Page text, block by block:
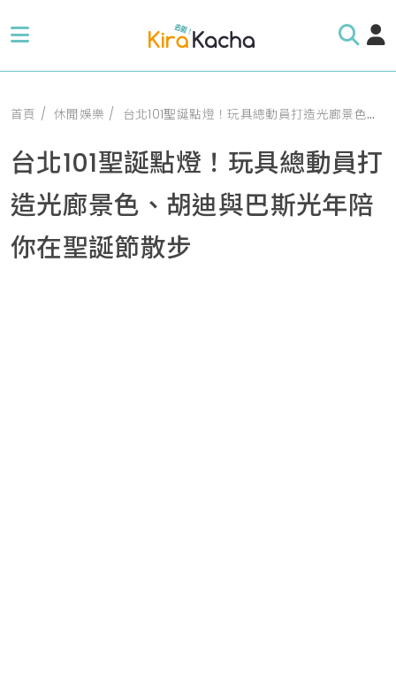
首頁 休閒娛樂 台北101聖誕點燈！玩具總動員打造光廊景色、胡迪與巴斯光年陪你在聖誕節散步
台北101聖誕點燈！玩具總動員打
造光廊景色、胡迪與巴斯光年陪
你在聖誕節散步